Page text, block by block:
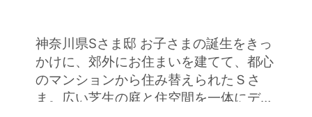
神奈川県Sさま邸 お子さまの誕生をきっ
かけに、郊外にお住まいを建てて、都心
のマンションから住み替えられたＳさ
ま。広い芝生の庭と住空間を一体にデザ